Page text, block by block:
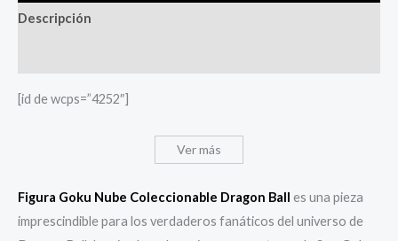
Descripción
[id de wcps=”4252″]
Ver más
Figura Goku Nube Coleccionable Dragon Ball es una pieza
imprescindible para los verdaderos fanáticos del universo de